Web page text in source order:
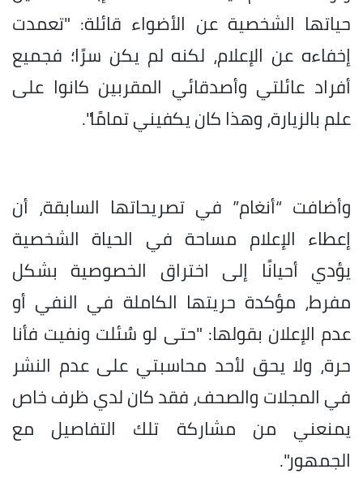
حياتها الشخصية عن الأضواء قائلة: "تعمدت
إخفاءه عن الإعلام، لكنه لم يكن سرًا؛ فجميع
أفراد عائلتي وأصدقائي المقربين كانوا على
علم بالزيارة، وهذا كان يكفيني تمامًا".
وأضافت “أنغام” في تصريحاتها السابقة، أن
إعطاء الإعلام مساحة في الحياة الشخصية
يؤدي أحيانًا إلى اختراق الخصوصية بشكل
مفرط، مؤكدة حريتها الكاملة في النفي أو
عدم الإعلان بقولها: "حتى لو سُئلت ونفيت فأنا
حرة، ولا يحق لأحد محاسبتي على عدم النشر
في المجلات والصحف، فقد كان لدي ظرف خاص
يمنعني من مشاركة تلك التفاصيل مع
الجمهور".